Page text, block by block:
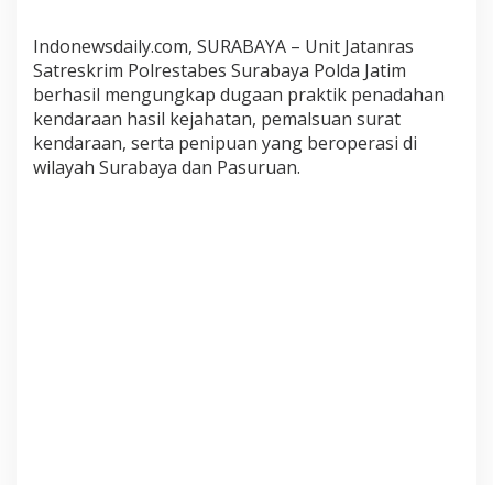
a
n
S
T
N
K
L
Indonewsdaily.com, SURABAYA – Unit Jatanras
Satreskrim Polrestabes Surabaya Polda Jatim
berhasil mengungkap dugaan praktik penadahan
kendaraan hasil kejahatan, pemalsuan surat
kendaraan, serta penipuan yang beroperasi di
wilayah Surabaya dan Pasuruan.